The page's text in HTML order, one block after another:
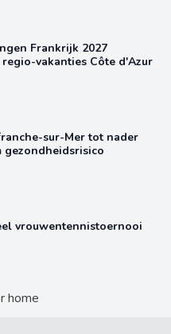
Frankrijk 2027
vakanties Côte d'Azur
sur-Mer tot nader
vrouwentennistoernooi
home